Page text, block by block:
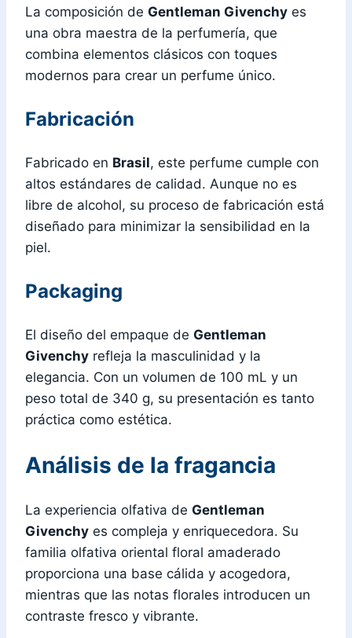
La composición de Gentleman Givenchy es
una obra maestra de la perfumería, que
combina elementos clásicos con toques
modernos para crear un perfume único.
Fabricación
Fabricado en Brasil, este perfume cumple con
altos estándares de calidad. Aunque no es
libre de alcohol, su proceso de fabricación está
diseñado para minimizar la sensibilidad en la
piel.
Packaging
El diseño del empaque de Gentleman
Givenchy refleja la masculinidad y la
elegancia. Con un volumen de 100 mL y un
peso total de 340 g, su presentación es tanto
práctica como estética.
Análisis de la fragancia
La experiencia olfativa de Gentleman
Givenchy es compleja y enriquecedora. Su
familia olfativa oriental floral amaderado
proporciona una base cálida y acogedora,
mientras que las notas florales introducen un
contraste fresco y vibrante.